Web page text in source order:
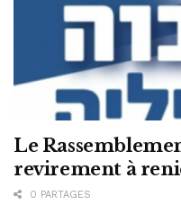
Le
revirement à
0 PARTAGES